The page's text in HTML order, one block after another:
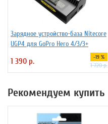
Зарядное устройство-база Nitecore
UGP4 для GoPro Hero 4/3/3+
1 390 р. -19 %
1 720 р.
Рекомендуем купить